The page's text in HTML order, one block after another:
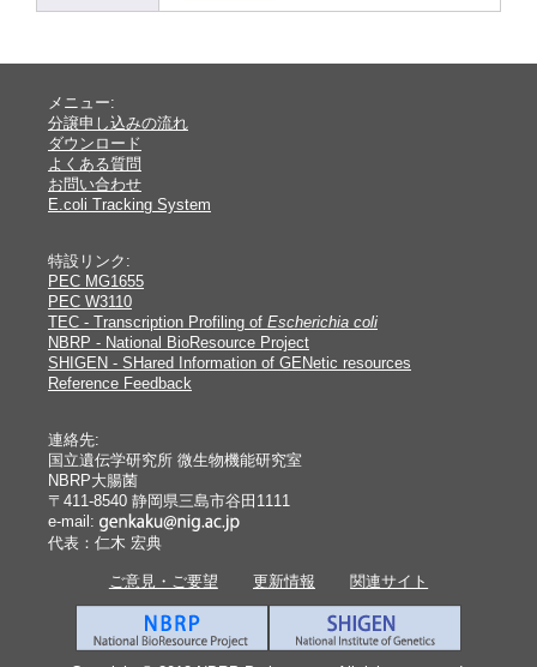
メニュー:
分譲申し込みの流れ
ダウンロード
よくある質問
お問い合わせ
E.coli Tracking System
特設リンク:
PEC MG1655
PEC W3110
TEC - Transcription Profiling of Escherichia coli
NBRP - National BioResource Project
SHIGEN - SHared Information of GENetic resources
Reference Feedback
連絡先:
国立遺伝学研究所 微生物機能研究室
NBRP大腸菌
〒411-8540 静岡県三島市谷田1111
e-mail:
代表：仁木 宏典
ご意見・ご要望 更新情報 関連サイト